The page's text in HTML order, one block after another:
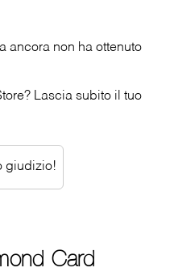
ancora non ha ottenuto
Lascia subito il tuo
giudizio!
Card